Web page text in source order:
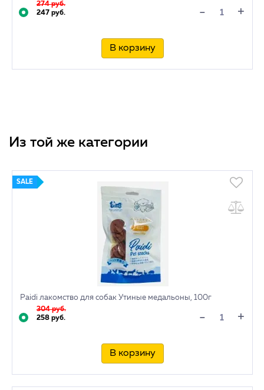
274 руб.
247 руб.
- +
В корзину
Из той же категории
SALE
Paidi лакомство для собак Утиные медальоны, 100г
304 руб.
258 руб.
- +
В корзину